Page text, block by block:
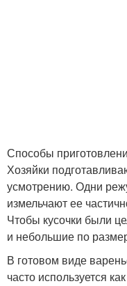
Способы
Хозяйки
усмотрению. Одни
измельчают ее
Чтобы кусочки были
и небольшие по
В готовом виде
часто используется